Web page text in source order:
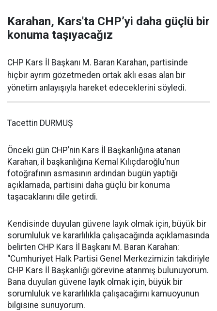
Karahan, Kars'ta CHP’yi daha güçlü bir
konuma taşıyacağız
CHP Kars İl Başkanı M. Baran Karahan, partisinde
hiçbir ayrım gözetmeden ortak aklı esas alan bir
yönetim anlayışıyla hareket edeceklerini söyledi.
Tacettin DURMUŞ
Önceki gün CHP’nin Kars İl Başkanlığına atanan
Karahan, il başkanlığına Kemal Kılıçdaroğlu’nun
fotoğrafının asmasının ardından bugün yaptığı
açıklamada, partisini daha güçlü bir konuma
taşacaklarını dile getirdi.
Kendisinde duyulan güvene layık olmak için, büyük bir
sorumluluk ve kararlılıkla çalışacağında açıklamasında
belirten CHP Kars İl Başkanı M. Baran Karahan:
“Cumhuriyet Halk Partisi Genel Merkezimizin takdiriyle
CHP Kars İl Başkanlığı görevine atanmış bulunuyorum.
Bana duyulan güvene layık olmak için, büyük bir
sorumluluk ve kararlılıkla çalışacağımı kamuoyunun
bilgisine sunuyorum.